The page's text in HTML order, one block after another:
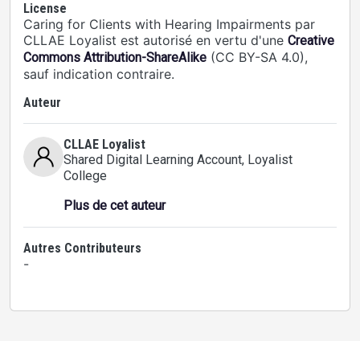
License
Caring for Clients with Hearing Impairments par
CLLAE Loyalist est autorisé en vertu d'une Creative
Commons Attribution-ShareAlike (CC BY-SA 4.0),
sauf indication contraire.
Auteur
CLLAE Loyalist
Shared Digital Learning Account, Loyalist
College
Plus de cet auteur
Autres Contributeurs
-